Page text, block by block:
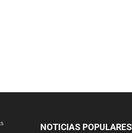
NOTICIAS POPULARES